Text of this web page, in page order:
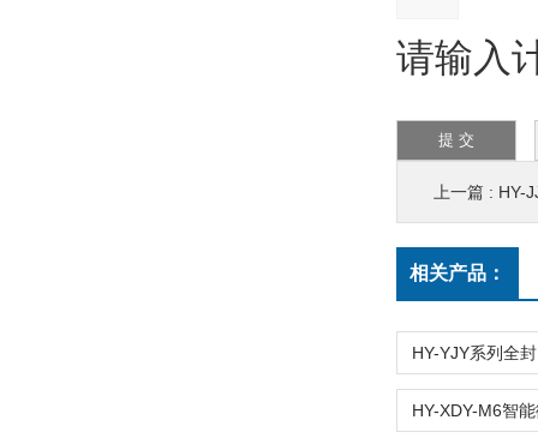
请输入
上一篇 : HY-
相关产品：